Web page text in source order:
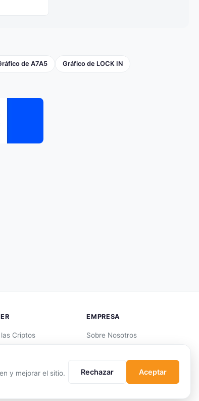
de A7A5 Gráfico de LOCK IN
Criptos
EMPRESA
Sobre Nosotros
y mejorar el sitio.
Rechazar Aceptar